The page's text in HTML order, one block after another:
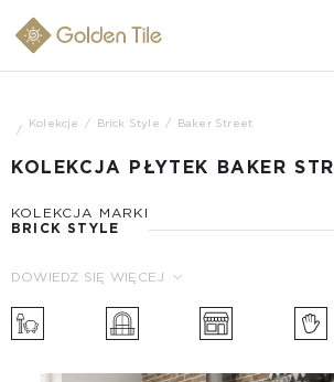
Kolekcje Brick Style Baker Street
KOLEKCJA PŁYTEK BAKER
KOLEKCJA MARKI
BRICK STYLE
DOWIEDZ SIĘ WIĘCEJ